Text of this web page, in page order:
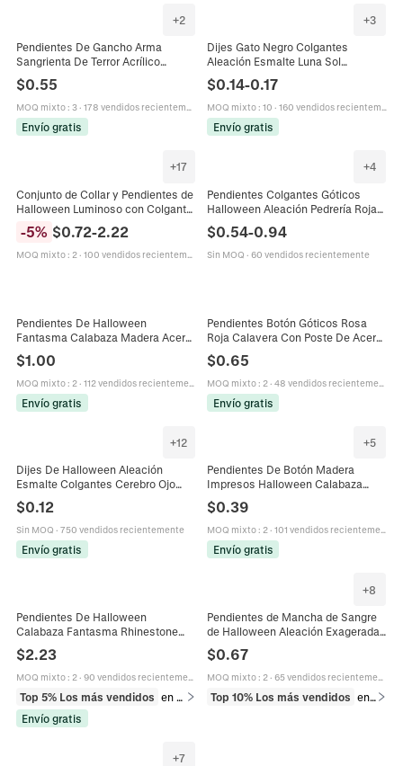
+2
Pendientes De Gancho Arma
Sangrienta De Terror Acrílico
Cuchilla Tijeras Daga Hacha
Halloween Gótico Punk Fiesta
Joyería
$0.55
MOQ mixto: 3· 178 vendidos recientemente
Envío gratis
+3
Dijes Gato Negro Colgantes
Aleación Esmalte Luna Sol
Esqueleto Gótico DIY Pendientes
Collar Accesorios Joyería
Halloween
$0.14-0.17
MOQ mixto: 10 · 160 vendidos recientemente
Envío gratis
+17
Conjunto de Collar y Pendientes de
Halloween Luminoso con Colgante
Joyería de Resina Brillante para
Mujer
-5% $0.72-2.22
MOQ mixto: 2· 100 vendidos recientemente
+4
Pendientes Colgantes Góticos
Halloween Aleación Pedrería Roja
Accesorio Fiesta Mujeres
$0.54-0.94
Sin MOQ · 60 vendidos recientemente
Pendientes De Halloween
Fantasma Calabaza Madera Acero
Inoxidable Joyería De Fiesta Linda
Para Mujeres
$1.00
MOQ mixto: 2· 112 vendidos recientemente
Envío gratis
Pendientes Botón Góticos Rosa
Roja Calavera Con Poste De Acero
Inoxidable Vidrio Redondo Joyería
Punk Halloween Fiesta
$0.65
MOQ mixto: 2· 48 vendidos recientemente
Envío gratis
+12
Dijes De Halloween Aleación
Esmalte Colgantes Cerebro Ojo
Calabaza Fantasma DIY Creación
De Joyas Accesorios Pendientes
$0.12
Sin MOQ · 750 vendidos recientemente
Envío gratis
+5
Pendientes De Botón Madera
Impresos Halloween Calabaza
Fantasma Murciélago Vampiro
Bruja Joyas Fiesta Mujeres Niñas
$0.39
MOQ mixto: 2· 101 vendidos recientemente
Envío gratis
Pendientes De Halloween
Calabaza Fantasma Rhinestone
Brillante Mujeres
$2.23
MOQ mixto: 2· 90 vendidos recientemente
Top 5% Los más vendidos
Envío gratis
+8
Pendientes de Mancha de Sangre
de Halloween Aleación Exagerada
Calavera Machete Gótico Punk
Joyería
$0.67
MOQ mixto: 2· 65 vendidos recientemente
Top 10% Los más vendidos
+7